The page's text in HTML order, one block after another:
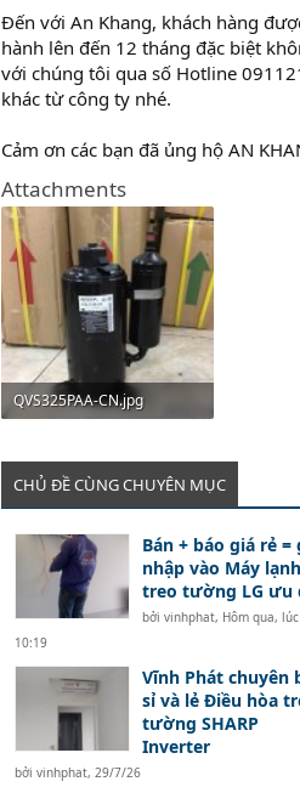
Đến với An Khang, khách hàng
hành lên đến 12 tháng đặc biệt
với chúng tôi qua số Hotline
khác từ công ty nhé.
Cảm ơn các bạn đã ủng hộ AN
Attachments
QVS325PAA-CN.jpg
CHỦ ĐỀ CÙNG CHUYÊN MỤC
Bán + báo giá rẻ =
nhập vào Máy lạnh
treo tường LG ưu
bởi vinhphat, Hôm qua, lúc
10:19
Vĩnh Phát chuyên
sỉ và lẻ Điều hòa
tường SHARP
Inverter
bởi vinhphat, 29/7/26